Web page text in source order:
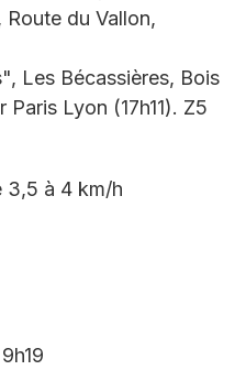
Route du Vallon,
Les Bécassières, Bois
Lyon (17h11). Z5
3,5 à 4 km/h